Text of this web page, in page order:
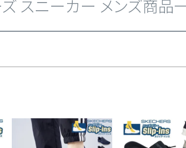
new balanceEDWIN
ズ スニーカー メンズ商品
検索